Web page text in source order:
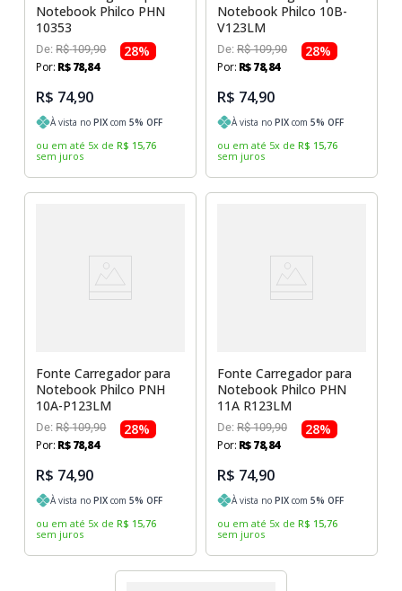
Notebook Philco PHN
10353
De:R$ 109,90 28%
Por: R$ 78,84
R$ 74,90
À vista noPIX com5% OFF
ou em até 5x de R$ 15,76
sem juros
Notebook Philco 10B-
V123LM
De: R$ 109,90 28%
Por: R$78,84
R$ 74,90
À vista no PIX com 5% OFF
ou em até 5x de R$ 15,76
sem juros
Fonte Carregador para
Notebook Philco PNH
10A-P123LM
De:R$ 109,90 28%
Por: R$ 78,84
R$ 74,90
À vista noPIX com5% OFF
ou em até 5x de R$ 15,76
sem juros
Fonte Carregador para
Notebook Philco PHN
11A R123LM
De: R$ 109,90 28%
Por: R$78,84
R$ 74,90
À vista no PIX com 5% OFF
ou em até 5x de R$ 15,76
sem juros